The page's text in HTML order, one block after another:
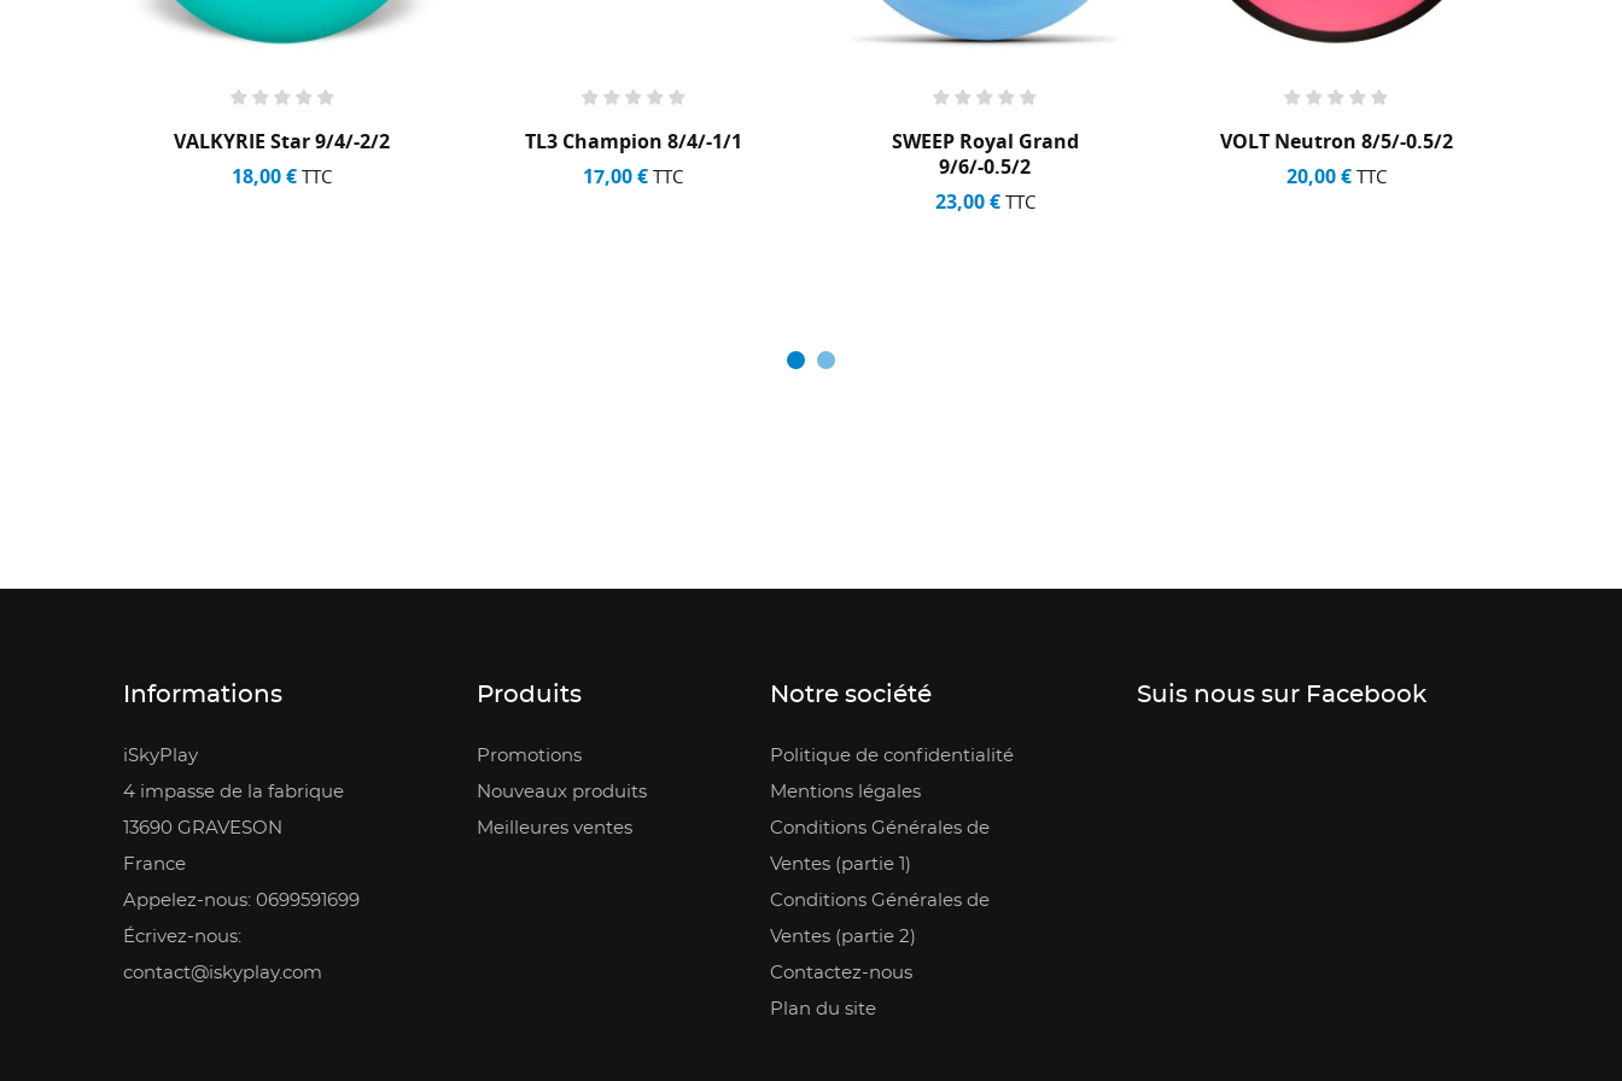
VALKYRIE Star 9/4/-2/2
18,00 € TTC
TL3 Champion 8/4/-1/1
17,00 € TTC
SWEEP Royal Grand
9/6/-0.5/2
23,00 €TTC
VOLT Neutron 8/5/-0.5/2
20,00 €TTC
Informations
iSkyPlay
4 impasse de la fabrique
13690 GRAVESON
France
Appelez-nous: 0699591699
Écrivez-nous:
contact@iskyplay.com
Produits
Promotions
Nouveaux produits
Meilleures ventes
Notre société
Politique de confidentialité
Mentions légales
Conditions Générales de
Ventes (partie 1)
Conditions Générales de
Ventes (partie 2)
Contactez-nous
Plan du site
Suis nous sur Facebook